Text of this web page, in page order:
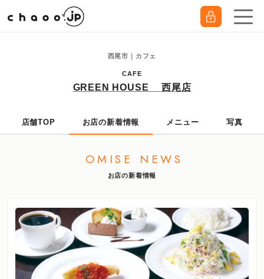
西尾市｜カフェ
CAFE
GREEN HOUSE 西尾店
店舗TOP お店の新着情報 メニュー 写真
OMISE NEWS
お店の新着情報